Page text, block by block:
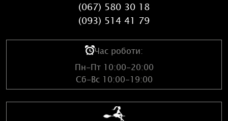
(067) 580 30 18
(093) 514 41 79
Час роботи:
Пн-Пт 10:00-20:00
Сб-Вс 10:00-19:00